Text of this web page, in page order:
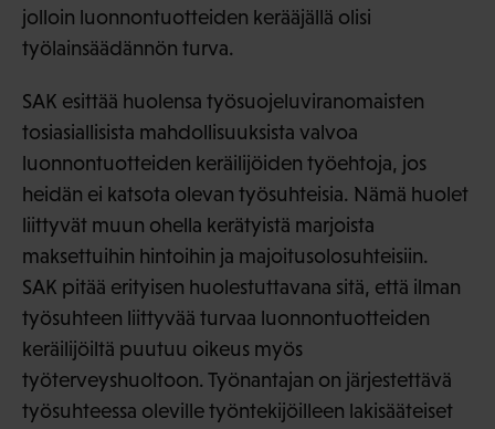
jolloin luonnontuotteiden kerääjällä olisi
työlainsäädännön turva.
SAK esittää huolensa työsuojeluviranomaisten
tosiasiallisista mahdollisuuksista valvoa
luonnontuotteiden keräilijöiden työehtoja, jos
heidän ei katsota olevan työsuhteisia. Nämä huolet
liittyvät muun ohella kerätyistä marjoista
maksettuihin hintoihin ja majoitusolosuhteisiin.
SAK pitää erityisen huolestuttavana sitä, että ilman
työsuhteen liittyvää turvaa luonnontuotteiden
keräilijöiltä puutuu oikeus myös
työterveyshuoltoon. Työnantajan on järjestettävä
työsuhteessa oleville työntekijöilleen lakisääteiset